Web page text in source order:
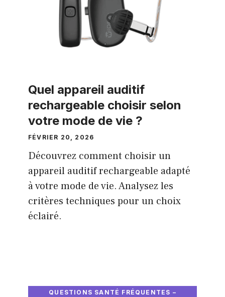
Quel appareil auditif
rechargeable choisir selon
votre mode de vie ?
FÉVRIER 20, 2026
Découvrez comment choisir un
appareil auditif rechargeable adapté
à votre mode de vie. Analysez les
critères techniques pour un choix
éclairé.
QUESTIONS SANTÉ FRÉQUENTES –